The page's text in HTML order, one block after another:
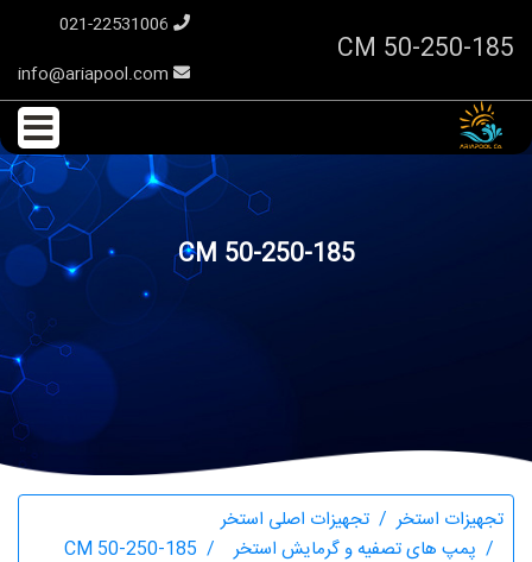
CM 50-250-185
CM 50-250-185
تجهیزات استخر
تجهیزات اصلی استخر
پمپ های تصفیه و گرمایش استخر
CM 50-250-185